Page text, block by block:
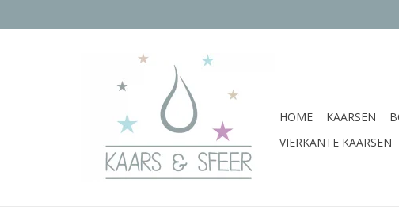
HOME KAARSEN
VIERKANTE KAARSEN